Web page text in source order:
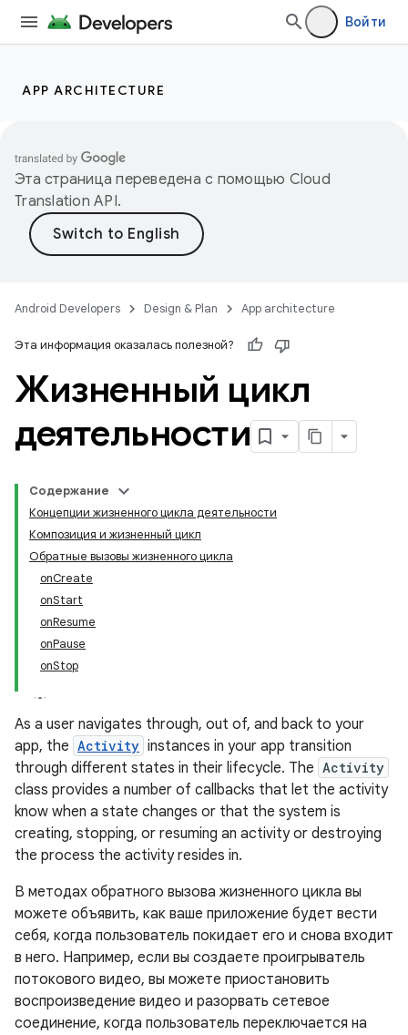
Войти
APP ARCHITECTURE
Эта страница переведена с помощью Cloud
Translation API.
Android Developers Design & Plan App architecture
Эта информация оказалась полезной?
Жизненный цикл
деятельности
Содержание
Концепции жизненного цикла деятельности
Композиция и жизненный цикл
Обратные вызовы жизненного цикла
onCreate
onStart
onResume
onPause
onStop
As a user navigates through, out of, and back to your
app, the Activity instances in your app transition
through different states in their lifecycle. The Activity
class provides a number of callbacks that let the activity
know when a state changes or that the system is
creating, stopping, or resuming an activity or destroying
the process the activity resides in.
В методах обратного вызова жизненного цикла вы
можете объявить, как ваше приложение будет вести
себя, когда пользователь покидает его и снова входит
в него. Например, если вы создаете проигрыватель
потокового видео, вы можете приостановить
воспроизведение видео и разорвать сетевое
соединение, когда пользователь переключается на